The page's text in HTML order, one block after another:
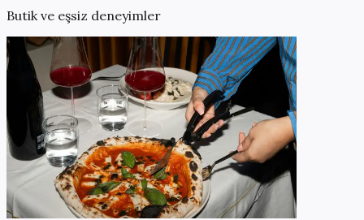
Butik ve eşsiz deneyimler